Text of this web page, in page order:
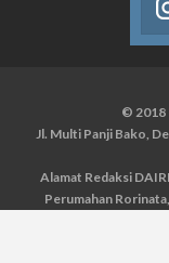
© 2018
Jl. Multi Panji Bako,
Alamat Redaksi
Perumahan